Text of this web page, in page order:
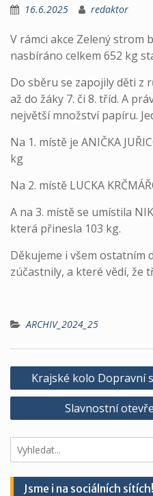
16.6.2025 redaktor
V rámci akce Zelený strom
nasbíráno celkem 652 kg
Do sběru se zapojily děti z
až do žáky 7. či 8. tříd. A
největší množství papíru.
Na 1. místě je ANIČKA
kg
Na 2. místě LUCKA
A na 3. místě se umístila
která přinesla 103 kg.
Děkujeme i všem ostatním
zúčastnily, a které vědí, že
ARCHIV_2024_25
Navigace
pro
příspěvek
Krajské kolo Dopravní
Slavnostní
Hledáte
něco?
Jsme i na sociálních sítích!